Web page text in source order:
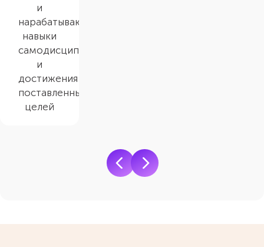
и
нарабатывают
навыки
самодисциплины
и
достижения
поставленных
целей